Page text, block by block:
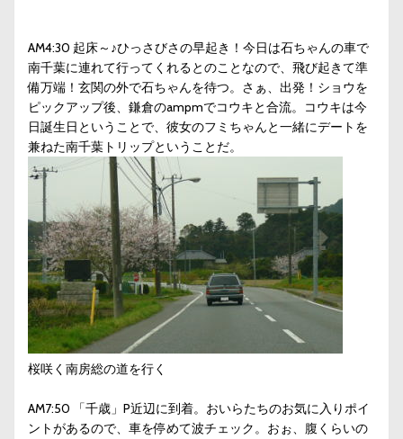
AM4:30 起床～♪ひっさびさの早起き！今日は石ちゃんの車で
南千葉に連れて行ってくれるとのことなので、飛び起きて準
備万端！玄関の外で石ちゃんを待つ。さぁ、出発！ショウを
ピックアップ後、鎌倉のampmでコウキと合流。コウキは今
日誕生日ということで、彼女のフミちゃんと一緒にデートを
兼ねた南千葉トリップということだ。
桜咲く南房総の道を行く
AM7:50 「千歳」P近辺に到着。おいらたちのお気に入りポイ
ントがあるので、車を停めて波チェック。おぉ、腹くらいの